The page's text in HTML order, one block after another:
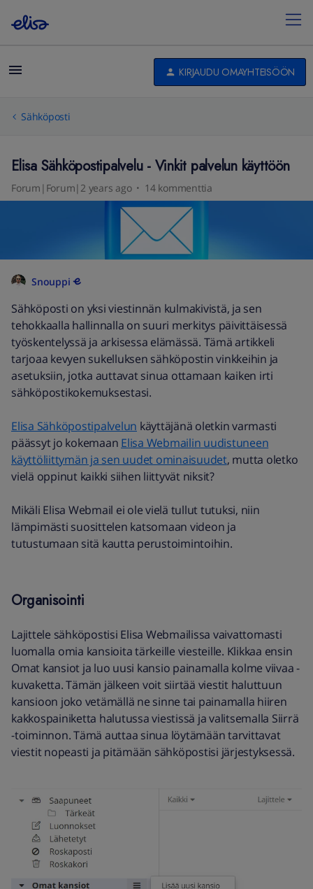
KIRJAUDU OMAYHTEISÖÖN
Sähköposti
Elisa Sähköpostipalvelu - Vinkit palvelun käyttöön
Forum|Forum|2 years ago 14 kommenttia
Snouppi
Sähköposti on yksi viestinnän kulmakivistä, ja sen
tehokkaalla hallinnalla on suuri merkitys päivittäisessä
työskentelyssä ja arkisessa elämässä. Tämä artikkeli
tarjoaa kevyen sukelluksen sähköpostin vinkkeihin ja
asetuksiin, jotka auttavat sinua ottamaan kaiken irti
sähköpostikokemuksestasi.
Elisa Sähköpostipalvelun käyttäjänä oletkin varmasti
päässyt jo kokemaan Elisa Webmailin uudistuneen
käyttöliittymän ja sen uudet ominaisuudet, mutta oletko
vielä oppinut kaikki siihen liittyvät niksit?
Mikäli Elisa Webmail ei ole vielä tullut tutuksi, niin
lämpimästi suosittelen katsomaan videon ja
tutustumaan sitä kautta perustoimintoihin.
Organisointi
Lajittele sähköpostisi Elisa Webmailissa vaivattomasti
luomalla omia kansioita tärkeille viesteille. Klikkaa ensin
Omat kansiot ja luo uusi kansio painamalla kolme viivaa -
kuvaketta. Tämän jälkeen voit siirtää viestit haluttuun
kansioon joko vetämällä ne sinne tai painamalla hiiren
kakkospainiketta halutussa viestissä ja valitsemalla Siirrä
-toiminnon. Tämä auttaa sinua löytämään tarvittavat
viestit nopeasti ja pitämään sähköpostisi järjestyksessä.